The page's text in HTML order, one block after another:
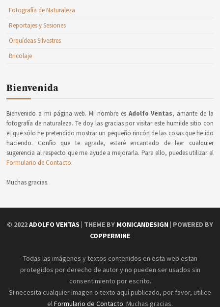
Fotografía de Naturaleza
Reportajes y Sesiones
Orquídeas Silvestres
Bricolaje
Bienvenida
Bienvenido a mi página web. Mi nombre es Adolfo Ventas, amante de la
fotografía de naturaleza. Te doy las gracias por visitar este humilde sitio con
el que sólo he pretendido mostrar un pequeño rincón de las cosas que he ido
haciendo. Confío que te agrade, estaré encantado de leer cualquier
sugerencia al respecto que me ayude a mejorarla. Para ello, puedes utilizar el
Formulario de Contacto.
Muchas gracias.
© 2022ADOLFO VENTAS | THEME BY MONICANDESIGN | POWERED BY
COPPERMINE
Todas las imágenes y textos contenidos en esta web estan
protegidos por derecho de autor y no pueden ser usados sin
consentimiento por escrito.
Si necesita cualquier imagen o texto aquí publicado, por favor, utilice
elFormulario de Contacto. Muchas gracias.